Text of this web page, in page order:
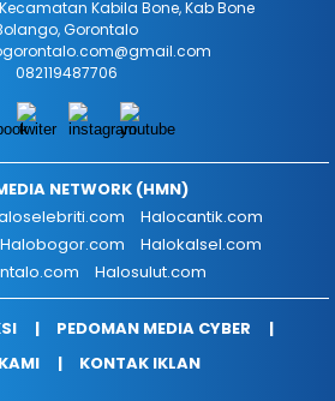
Kabila Bone, Kab Bone
Gorontalo
082119487706
NETWORK (HMN)
Halocantik.com
Halobogor.com
Halokalsel.com
Halosulut.com
PEDOMAN MEDIA CYBER
KONTAK IKLAN